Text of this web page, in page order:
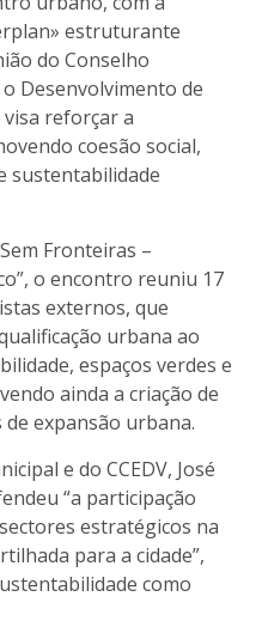
estruturante
do Conselho
Desenvolvimento de
visa reforçar a
coesão social,
sustentabilidade
Fronteiras –
o encontro reuniu 17
externos, que
urbana ao
espaços verdes e
ainda a criação de
expansão urbana.
e do CCEDV, José
“a participação
estratégicos na
para a cidade”,
como